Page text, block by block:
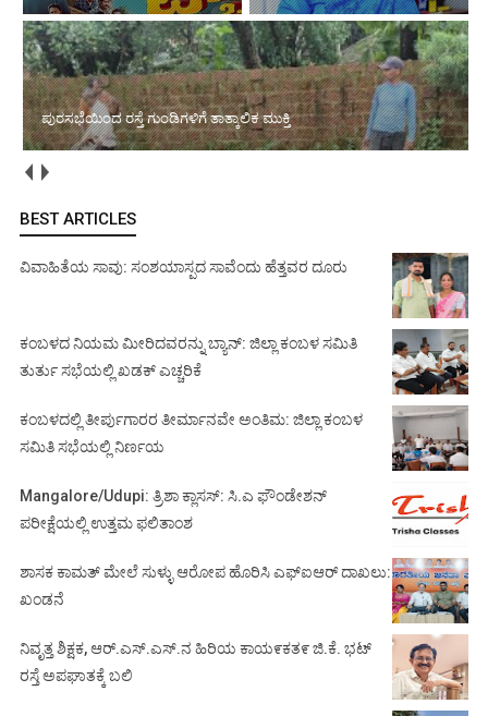
ಪುರಸಭೆಯಿಂದ ರಸ್ತೆ ಗುಂಡಿಗಳಿಗೆ ತಾತ್ಕಾಲಿಕ ಮುಕ್ತಿ
BEST ARTICLES
ವಿವಾಹಿತೆಯ ಸಾವು: ಸಂಶಯಾಸ್ಪದ ಸಾವೆಂದು ಹೆತ್ತವರ ದೂರು
ಕಂಬಳದ ನಿಯಮ ಮೀರಿದವರನ್ನು ಬ್ಯಾನ್: ಜಿಲ್ಲಾ ಕಂಬಳ ಸಮಿತಿ
ತುರ್ತು ಸಭೆಯಲ್ಲಿ ಖಡಕ್ ಎಚ್ಚರಿಕೆ
ಕಂಬಳದಲ್ಲಿ ತೀರ್ಪುಗಾರರ ತೀರ್ಮಾನವೇ ಅಂತಿಮ: ಜಿಲ್ಲಾ ಕಂಬಳ
ಸಮಿತಿ ಸಭೆಯಲ್ಲಿ ನಿರ್ಣಯ
Mangalore/Udupi: ತ್ರಿಶಾ ಕ್ಲಾಸಸ್: ಸಿ.ಎ ಫೌಂಡೇಶನ್
ಪರೀಕ್ಷೆಯಲ್ಲಿ ಉತ್ತಮ ಫಲಿತಾಂಶ
ಶಾಸಕ ಕಾಮತ್ ಮೇಲೆ ಸುಳ್ಳು ಆರೋಪ ಹೊರಿಸಿ ಎಫ್‌ಐಆರ್ ದಾಖಲು:
ಖಂಡನೆ
ನಿವೃತ್ತ ಶಿಕ್ಷಕ, ಆರ್.ಎಸ್.ಎಸ್.ನ ಹಿರಿಯ ಕಾಯ೯ಕತ೯ ಜಿ.ಕೆ. ಭಟ್
ರಸ್ತೆ ಅಪಘಾತಕ್ಕೆ ಬಲಿ